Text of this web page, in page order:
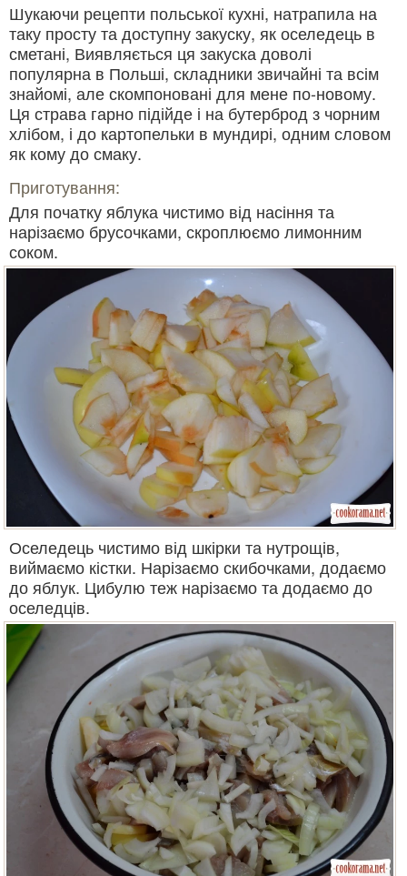
Шукаючи рецепти польської кухні, натрапила на
таку просту та доступну закуску, як оселедець в
сметані, Виявляється ця закуска доволі
популярна в Польші, складники звичайні та всім
знайомі, але скомпоновані для мене по-новому.
Ця страва гарно підійде і на бутерброд з чорним
хлібом, і до картопельки в мундирі, одним словом
як кому до смаку.
Приготування:
Для початку яблука чистимо від насіння та
нарізаємо брусочками, скроплюємо лимонним
соком.
Оселедець чистимо від шкірки та нутрощів,
виймаємо кістки. Нарізаємо скибочками, додаємо
до яблук. Цибулю теж нарізаємо та додаємо до
оселедців.